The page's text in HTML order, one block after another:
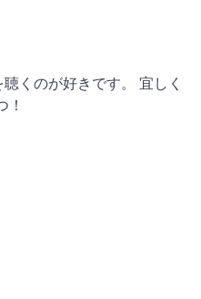
くのが好きです。 宜しく
！